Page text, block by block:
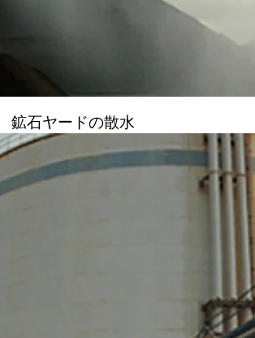
鉱石ヤードの散水